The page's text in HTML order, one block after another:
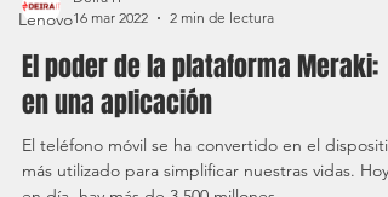
Lenovo
16 mar 2022
2 min de lectura
El poder de la plataforma Meraki:
en una aplicación
El teléfono móvil se ha convertido en el